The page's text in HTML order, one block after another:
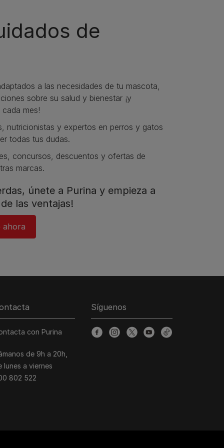
de
a las necesidades de tu mascota,
sobre su salud y bienestar ¡y
mes!
nutricionistas y expertos en perros y gatos
todas tus dudas.​
concursos, descuentos y ofertas de
marcas.​
únete a Purina y empieza a
las ventajas!​
ahora​
con Purina
de 9h a 20h,
lunes a viernes
802 522
Síguenos
facebookinstagram
twitteryoutubetiktok